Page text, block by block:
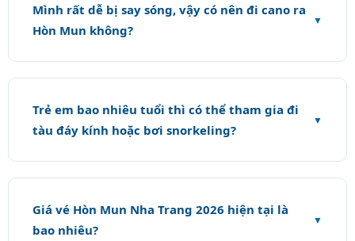
Mình rất dễ bị say sóng, vậy có nên đi cano ra
Hòn Mun không?
Trẻ em bao nhiêu tuổi thì có thể tham gia đi
tàu đáy kính hoặc bơi snorkeling?
Giá vé Hòn Mun Nha Trang 2026 hiện tại là
bao nhiêu?